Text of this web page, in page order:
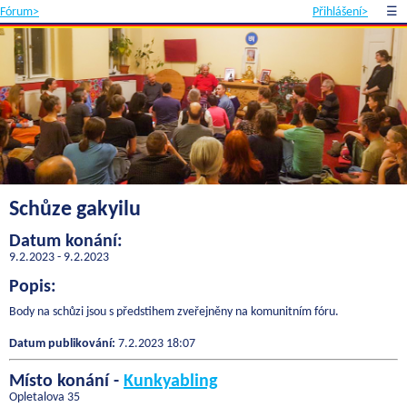
Fórum> Přihlášení> ☰
Schůze gakyilu
Datum konání:
9.2.2023 - 9.2.2023
Popis:
Body na schůzi jsou s předstihem zveřejněny na komunitním fóru.
Datum publikování: 7.2.2023 18:07
Místo konání - Kunkyabling
Opletalova 35